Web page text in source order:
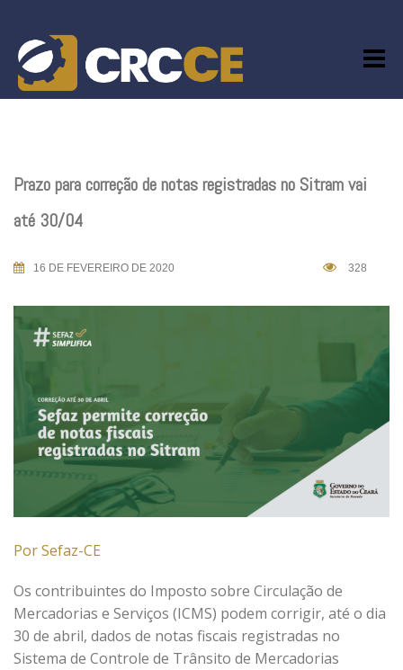
content
Prazo para correção de notas registradas no Sitram vai
até 30/04
16 DE FEVEREIRO DE 2020 328
Por Sefaz-CE
Os contribuintes do Imposto sobre Circulação de
Mercadorias e Serviços (ICMS) podem corrigir, até o dia
30 de abril, dados de notas fiscais registradas no
Sistema de Controle de Trânsito de Mercadorias